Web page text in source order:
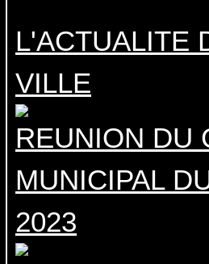
L'ACTUALITE
VILLE
REUNION DU
MUNICIPAL
2023